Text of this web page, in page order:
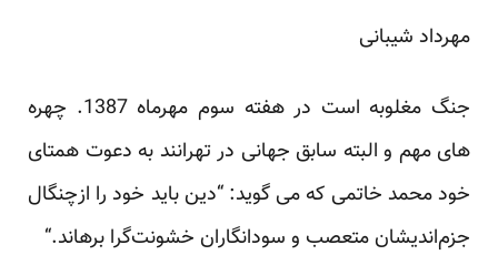
مهرداد شیبانی
جنگ مغلوبه است در هفته سوم مهرماه 1387. چهره
های مهم و البته سابق جهانی در تهرانند به دعوت همتای
خود ‏محمد خاتمی که می گوید: “دین باید خود را ازچنگال
جزم‌‏اندیشان متعصب و ‌‏سودانگاران خشونت‌‏گرا‎ ‎برهاند.“‏